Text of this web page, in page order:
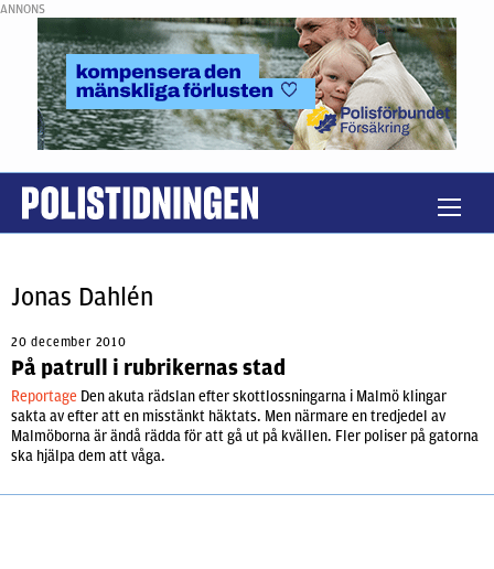
ANNONS
Jonas Dahlén
20 december 2010
På patrull i rubrikernas stad
Reportage Den akuta rädslan efter skottlossningarna i Malmö klingar
sakta av efter att en misstänkt häktats. Men närmare en tredjedel av
Malmöborna är ändå rädda för att gå ut på kvällen. Fler poliser på gatorna
ska hjälpa dem att våga.